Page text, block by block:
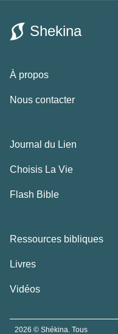
Shekina
À propos
Nous contacter
Journal du Lien
Choisis La Vie
Flash Bible
Ressources bibliques
Livres
Vidéos
2026 © Shékina. Tous